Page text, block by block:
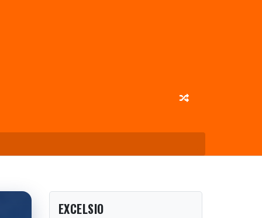
EXCELSIO